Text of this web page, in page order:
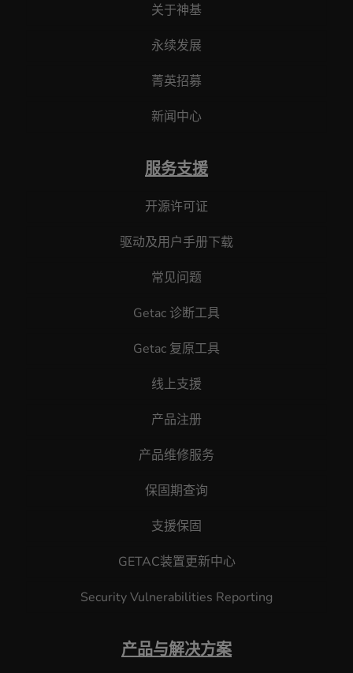
关于神基
永续发展
菁英招募
新闻中心
服务支援
开源许可证
驱动及用户手册下载
常见问题
Getac 诊断工具
Getac 复原工具
线上支援
产品注册
产品维修服务
保固期查询
支援保固
GETAC装置更新中心
Security Vulnerabilities Reporting
产品与解决方案